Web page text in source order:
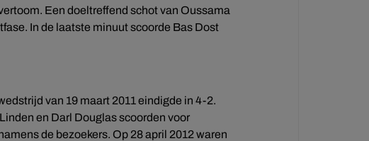
Een doeltreffend schot van Oussama
In de laatste minuut scoorde Bas Dost
van 19 maart 2011 eindigde in 4-2.
en Darl Douglas scoorden voor
de bezoekers. Op 28 april 2012 waren